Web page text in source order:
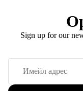
Sign up for our